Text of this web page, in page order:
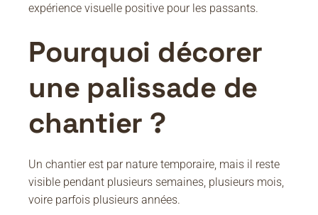
expérience visuelle positive pour les passants.
Pourquoi décorer
une palissade de
chantier ?
Un chantier est par nature temporaire, mais il reste
visible pendant plusieurs semaines, plusieurs mois,
voire parfois plusieurs années.